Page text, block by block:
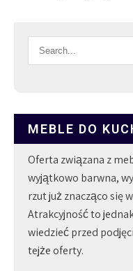
MEBLE DO
Oferta związana z
wyjątkowo barwna,
rzut już znacząco się
Atrakcyjność to
wiedzieć przed
tejże oferty.